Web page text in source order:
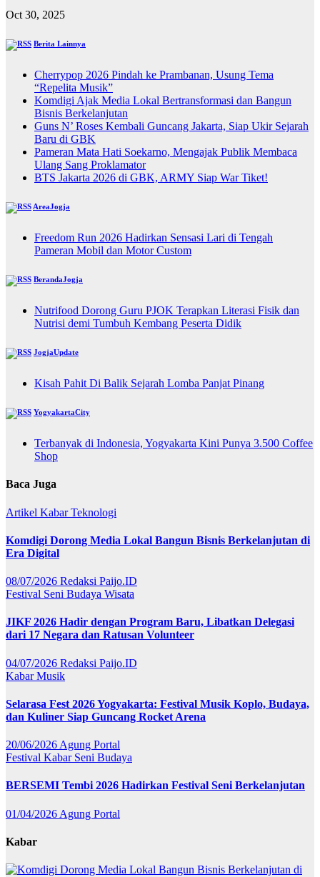
Oct 30, 2025
Berita Lainnya
Cherrypop 2026 Pindah ke Prambanan, Usung Tema
“Repelita Musik”
Komdigi Ajak Media Lokal Bertransformasi dan Bangun
Bisnis Berkelanjutan
Guns N’ Roses Kembali Guncang Jakarta, Siap Ukir Sejarah
Baru di GBK
Pameran Mata Hati Soekarno, Mengajak Publik Membaca
Ulang Sang Proklamator
BTS Jakarta 2026 di GBK, ARMY Siap War Tiket!
AreaJogja
Freedom Run 2026 Hadirkan Sensasi Lari di Tengah
Pameran Mobil dan Motor Custom
BerandaJogja
Nutrifood Dorong Guru PJOK Terapkan Literasi Fisik dan
Nutrisi demi Tumbuh Kembang Peserta Didik
JogjaUpdate
Kisah Pahit Di Balik Sejarah Lomba Panjat Pinang
YogyakartaCity
Terbanyak di Indonesia, Yogyakarta Kini Punya 3.500 Coffee
Shop
Baca Juga
Artikel KabarTeknologi
Komdigi Dorong Media Lokal Bangun Bisnis Berkelanjutan di
Era Digital
08/07/2026 Redaksi Paijo.ID
Festival Seni Budaya Wisata
JIKF 2026 Hadir dengan Program Baru, Libatkan Delegasi
dari 17 Negara dan Ratusan Volunteer
04/07/2026 Redaksi Paijo.ID
KabarMusik
Selarasa Fest 2026 Yogyakarta: Festival Musik Koplo, Budaya,
dan Kuliner Siap Guncang Rocket Arena
20/06/2026 Agung Portal
Festival Kabar Seni Budaya
BERSEMI Tembi 2026 Hadirkan Festival Seni Berkelanjutan
01/04/2026 Agung Portal
Kabar